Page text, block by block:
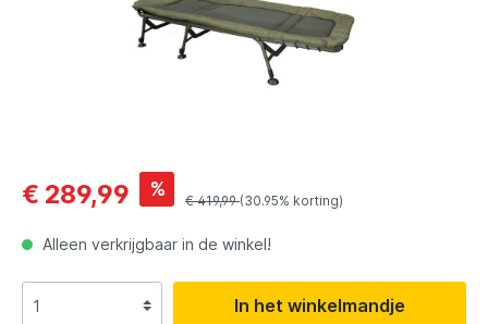
€ 289,99 %
€ 419,99(30.95% korting)
Alleen verkrijgbaar in de winkel!
In het winkelmandje